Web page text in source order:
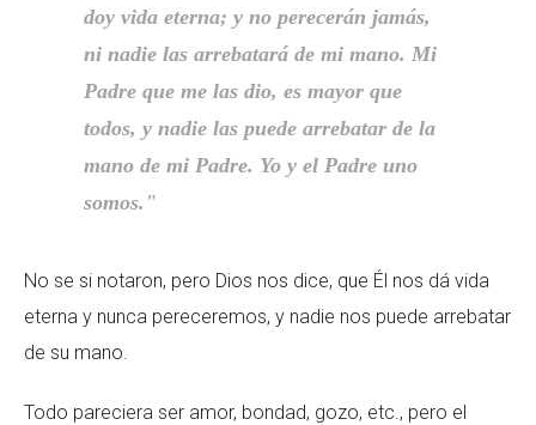
doy vida eterna; y no perecerán jamás,
ni nadie las arrebatará de mi mano. Mi
Padre que me las dio, es mayor que
todos, y nadie las puede arrebatar de la
mano de mi Padre. Yo y el Padre uno
somos."
No se si notaron, pero Dios nos dice, que Él nos dá vida
eterna y nunca pereceremos, y nadie nos puede arrebatar
de su mano.
Todo pareciera ser amor, bondad, gozo, etc., pero el